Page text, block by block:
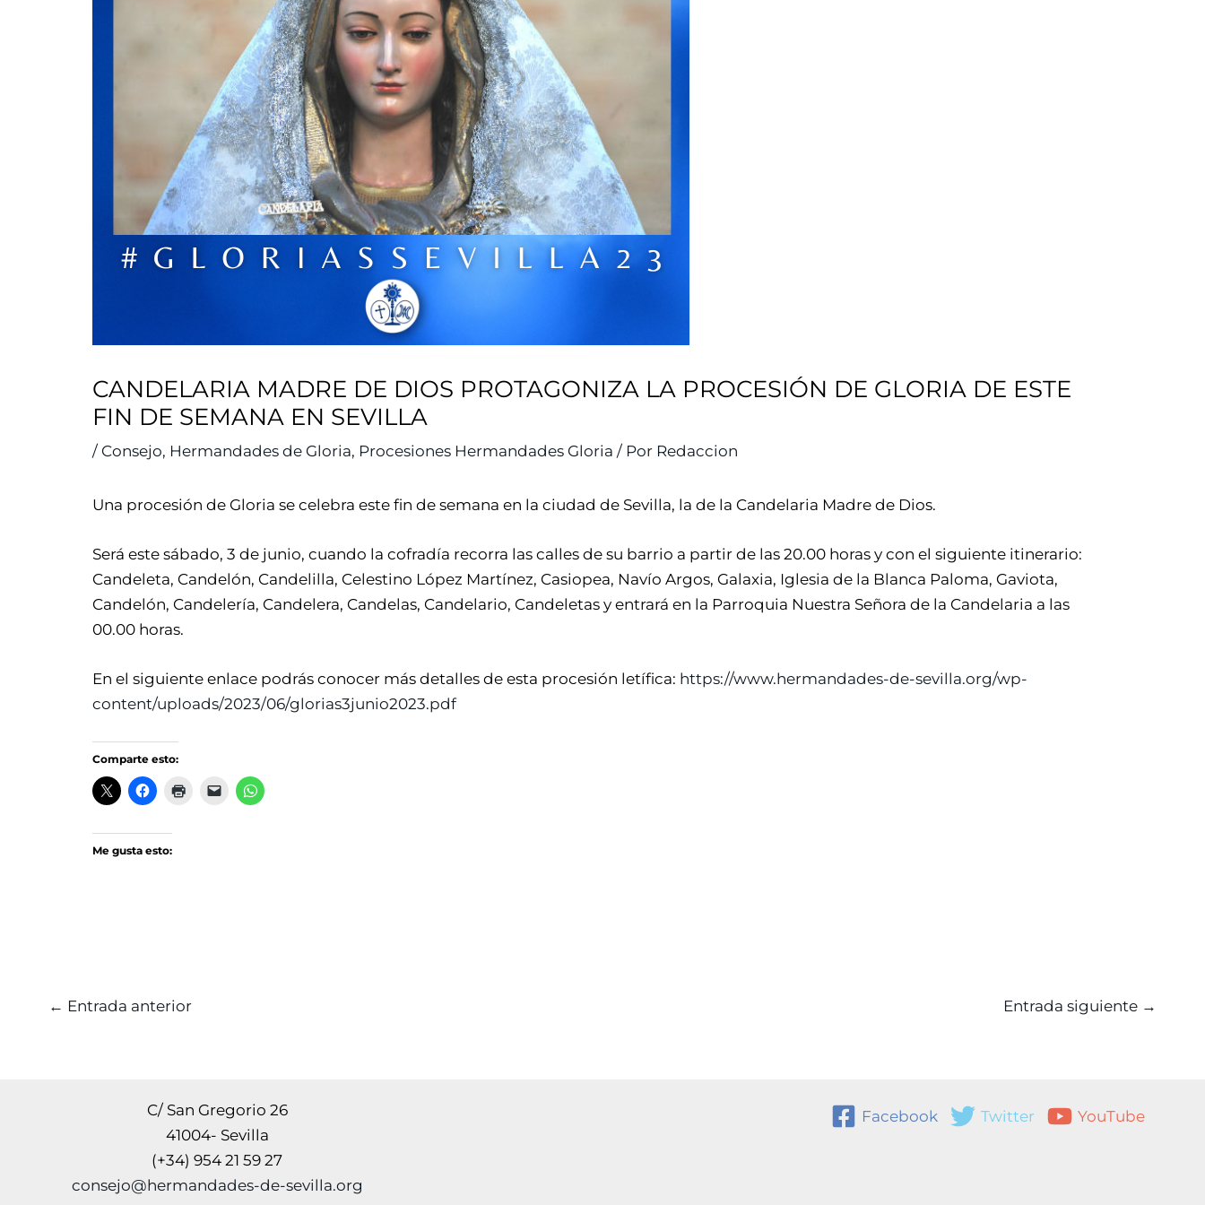
CANDELARIA MADRE DE DIOS PROTAGONIZA LA PROCESIÓN DE GLORIA DE ESTE
FIN DE SEMANA EN SEVILLA
/ Consejo, Hermandades de Gloria, Procesiones Hermandades Gloria / Por Redaccion
Una procesión de Gloria se celebra este fin de semana en la ciudad de Sevilla, la de la Candelaria Madre de Dios.
Será este sábado, 3 de junio, cuando la cofradía recorra las calles de su barrio a partir de las 20.00 horas y con el siguiente itinerario:
Candeleta, Candelón, Candelilla, Celestino López Martínez, Casiopea, Navío Argos, Galaxia, Iglesia de la Blanca Paloma, Gaviota,
Candelón, Candelería, Candelera, Candelas, Candelario, Candeletas y entrará en la Parroquia Nuestra Señora de la Candelaria a las
00.00 horas.
En el siguiente enlace podrás conocer más detalles de esta procesión letífica: https://www.hermandades-de-sevilla.org/wp-
content/uploads/2023/06/glorias3junio2023.pdf
Comparte esto:
Me gusta esto:
← Entrada anterior Entrada siguiente →
C/ San Gregorio 26
41004- Sevilla
(+34) 954 21 59 27
consejo@hermandades-de-sevilla.org
Facebook Twitter YouTube